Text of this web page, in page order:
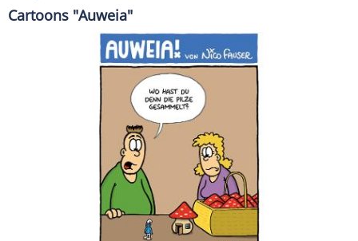
Cartoons "Auweia"